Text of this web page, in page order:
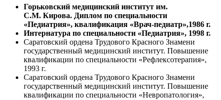
Горьковский медицинский институт им.
С.М. Кирова. Диплом по специальности
«Педиатрия», квалификация «Врач-педиатр»,1986 г.
Интернатура по специальности «Педиатрия», 1998 г.
Саратовский ордена Трудового Красного Знамени
государственный медицинский институт. Повышение
квалификации по специальности «Рефлексотерапия»,
1993 г.
Саратовский ордена Трудового Красного Знамени
государственный медицинский институт. Повышение
квалификации по специальности «Невропатология»,